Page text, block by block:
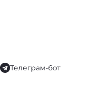
Телеграм-бот